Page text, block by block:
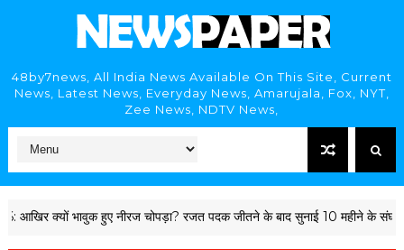
48by7news, All India News Available On This Site, Current
News, Latest News, Everyday News, Amarujala, Fox, NYT,
Zee News, NDTV News,
क्यों भावुक हुए नीरज चोपड़ा? रजत पदक जीतने के बाद सुनाई 10 महीने के संघर्ष की